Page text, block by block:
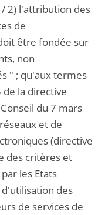
2) l'attribution des
de
être fondée sur
non
" ; qu'aux termes
la directive
du 7 mars
et de
(directive
des critères et
les Etats
des
de services de